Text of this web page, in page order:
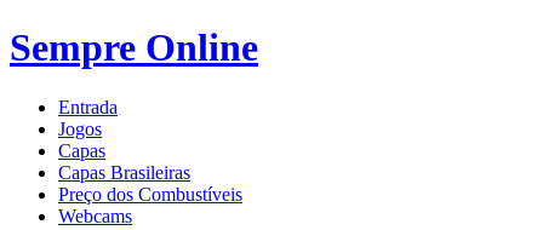
Sempre Online
Entrada
Jogos
Capas
Capas Brasileiras
Preço dos Combustíveis
Webcams